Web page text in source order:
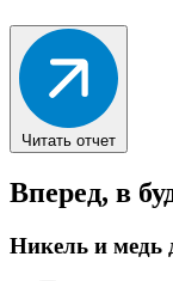
Читать отчет
Вперед, в
Никель и медь